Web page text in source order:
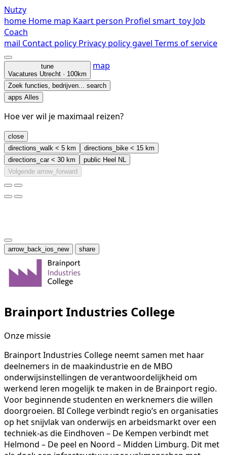
Nutzy
home Home map Kaart person Profiel smart_toy Job
Coach
mail Contact policy Privacy policygavel Terms of service
tune
Vacatures Utrecht · 100km
map
Zoek functies, bedrijven... search
apps Alles
Hoe ver wil je maximaal reizen?
close
directions_walk < 5 km directions_bike < 15 km
directions_car< 30 km public Heel NL
Volgende arrow_forward
arrow_back_ios_new share
Brainport Industries College
Onze missie
Brainport Industries College neemt samen met haar
deelnemers in de maakindustrie en de MBO
onderwijsinstellingen de verantwoordelijkheid om
werkend leren mogelijk te maken in de Brainport regio.
Voor beginnende studenten en werknemers die willen
doorgroeien. BI College verbindt regio’s en organisaties
op het snijvlak van onderwijs en arbeidsmarkt over een
techniek-as die Eindhoven – De Kempen verbindt met
Helmond – De peel en Noord – Midden Limburg. Dit met